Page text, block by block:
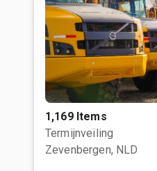
1,169 Items
Termijnveiling
Zevenbergen, NLD